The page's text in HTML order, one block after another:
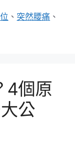
、 突然腰痛 、
4個原
公